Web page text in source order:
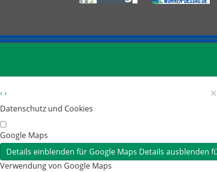
‹ › ×
Datenschutz und Cookies
Google Maps
Details einblenden für Google Maps Details ausblenden
Verwendung von Google Maps